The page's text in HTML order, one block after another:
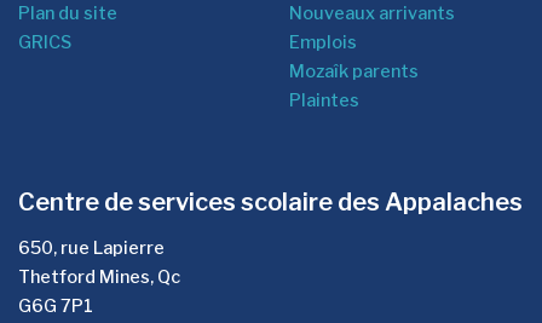
Plan du site
GRICS
Nouveaux arrivants
Emplois
Mozaîk parents
Plaintes
Centre de services scolaire des Appalaches
650, rue Lapierre
Thetford Mines, Qc
G6G 7P1